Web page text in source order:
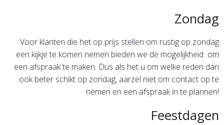
Zondag
Voor klanten die het op prijs stellen om rustig op zondag
een kijkje te komen nemen bieden we de mogelijkheid om
een afspraak te maken. Dus als het u om welke reden dan
ook beter schikt op zondag, aarzel niet om contact op te
nemen en een afspraak in te plannen!
Feestdagen